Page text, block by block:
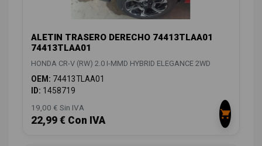
ALETIN TRASERO DERECHO 74413TLAA01
74413TLAA01
HONDA CR-V (RW) 2.0 I-MMD HYBRID ELEGANCE 2WD
OEM: 74413TLAA01
ID: 1458719
19,00 € Sin IVA
22,99 € Con IVA